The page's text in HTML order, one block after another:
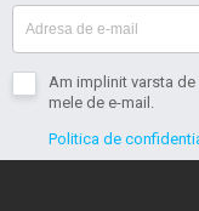
Am implinit varsta
mele de e-mail.
Politica de